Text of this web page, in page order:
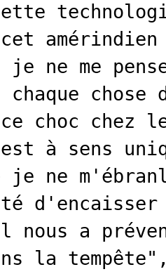
cet
ne me
chaque
ce choc chez
à sens
je ne
nous a
la